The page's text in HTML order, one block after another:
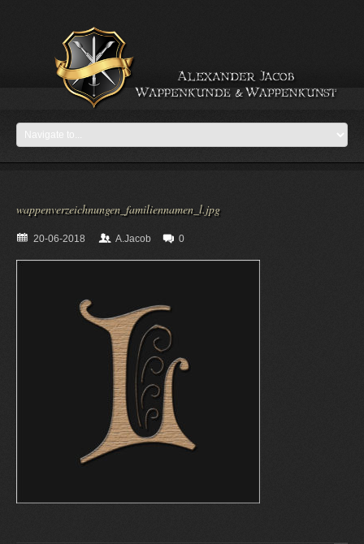
wappenverzeichnungen_familiennamen_l.jpg
20-06-2018 A.Jacob 0